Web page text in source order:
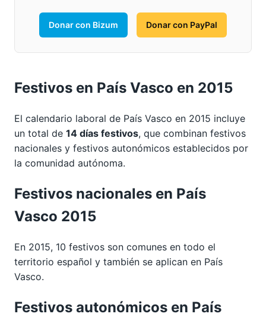
Donar con Bizum Donar con PayPal
Festivos en País Vasco en 2015
El calendario laboral de País Vasco en 2015 incluye
un total de 14 días festivos, que combinan festivos
nacionales y festivos autonómicos establecidos por
la comunidad autónoma.
Festivos nacionales en País
Vasco 2015
En 2015, 10 festivos son comunes en todo el
territorio español y también se aplican en País
Vasco.
Festivos autonómicos en País